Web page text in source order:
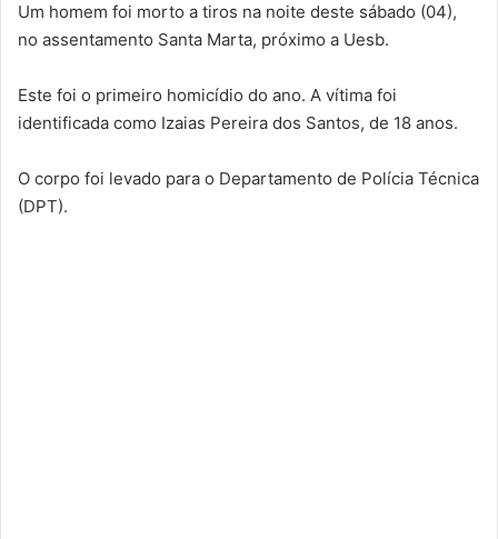
Um homem foi morto a tiros na noite deste sábado (04),
no assentamento Santa Marta, próximo a Uesb.
Este foi o primeiro homicídio do ano. A vítima foi
identificada como Izaias Pereira dos Santos, de 18 anos.
O corpo foi levado para o Departamento de Polícia Técnica
(DPT).